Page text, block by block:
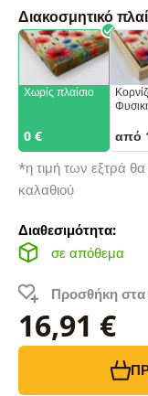
Διακοσμητικό
Χωρίς πλαίσιο
0 € από
*η τιμή των εξτρά
καλαθιού
Διαθεσιμότητα:
σε απόθεμα
Προσθήκη
16,91 €